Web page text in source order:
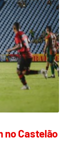
no Castelão